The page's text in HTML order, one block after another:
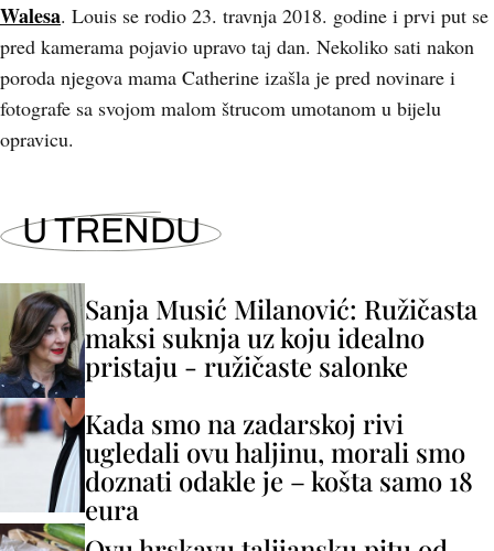
Walesa. Louis se rodio 23. travnja 2018. godine i prvi put se
pred kamerama pojavio upravo taj dan. Nekoliko sati nakon
poroda njegova mama Catherine izašla je pred novinare i
fotografe sa svojom malom štrucom umotanom u bijelu
opravicu.
U TRENDU
Sanja Musić Milanović: Ružičasta
maksi suknja uz koju idealno
pristaju - ružičaste salonke
Kada smo na zadarskoj rivi
ugledali ovu haljinu, morali smo
doznati odakle je – košta samo 18
eura